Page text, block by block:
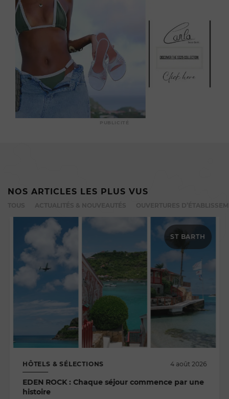
PUBLICITÉ
NOS ARTICLES LES PLUS VUS
ST BARTH
HÔTELS & SÉLECTIONS 4 août 2026
EDEN ROCK : Chaque séjour commence par une
histoire